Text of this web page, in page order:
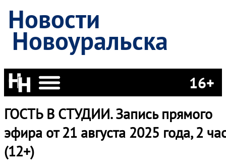
Новости
Новоуральска
16+
ГОСТЬ В СТУДИИ. Запись прямого
эфира от 21 августа 2025 года, 2
(12+)